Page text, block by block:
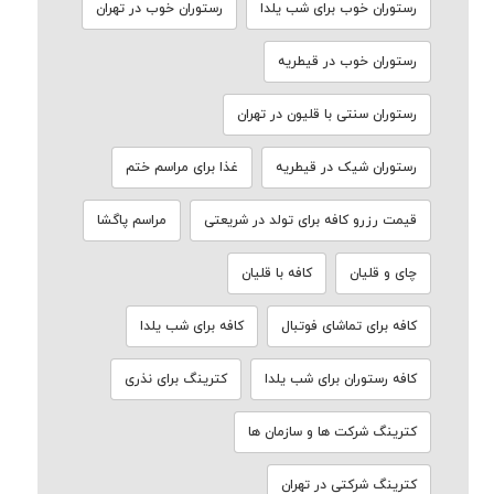
رستوران خوب برای شب یلدا رستوران خوب در تهران
رستوران خوب در قیطریه
رستوران سنتی با قلیون در تهران
رستوران شیک در قیطریه غذا برای مراسم ختم
قیمت رزرو کافه برای تولد در شریعتی مراسم پاگشا
چای و قلیان کافه با قلیان
کافه برای تماشای فوتبال کافه برای شب یلدا
کافه رستوران برای شب یلدا کترینگ برای نذری
کترینگ شرکت ها و سازمان ها
کترینگ شرکتی در تهران